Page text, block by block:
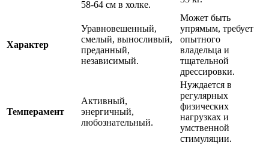
58-64 см в холке.
Характер
Уравновешенный,
смелый, выносливый,
преданный,
независимый.
Может быть
упрямым, требует
опытного
владельца и
тщательной
дрессировки.
Темперамент
Активный,
энергичный,
любознательный.
Нуждается в
регулярных
физических
нагрузках и
умственной
стимуляции.